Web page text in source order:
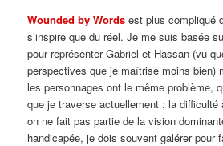
Wounded by Words est plus compliqué
s’inspire que du réel. Je me suis basée
pour représenter Gabriel et Hassan (vu
perspectives que je maîtrise moins bien)
les personnages ont le même problème,
que je traverse actuellement : la difficulté
on ne fait pas partie de la vision
handicapée, je dois souvent galérer pour